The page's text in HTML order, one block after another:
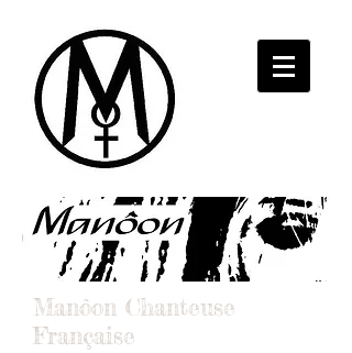
Manôon Chanteuse
Française